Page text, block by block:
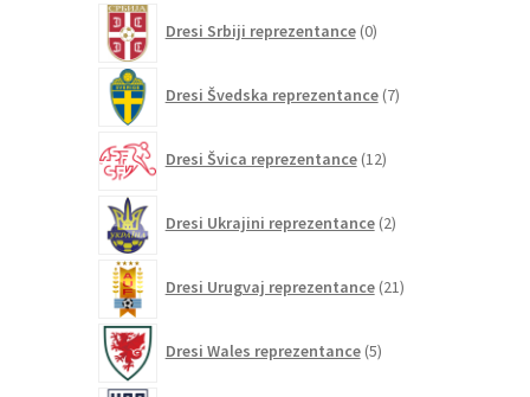
Dresi Srbiji reprezentance 0izdelkov
Dresi Švedska reprezentance 7izdelkov
Dresi Švica reprezentance 12izdelkov
Dresi Ukrajini reprezentance 2izdelka
Dresi Urugvaj reprezentance 21izdelkov
Dresi Wales reprezentance 5izdelkov